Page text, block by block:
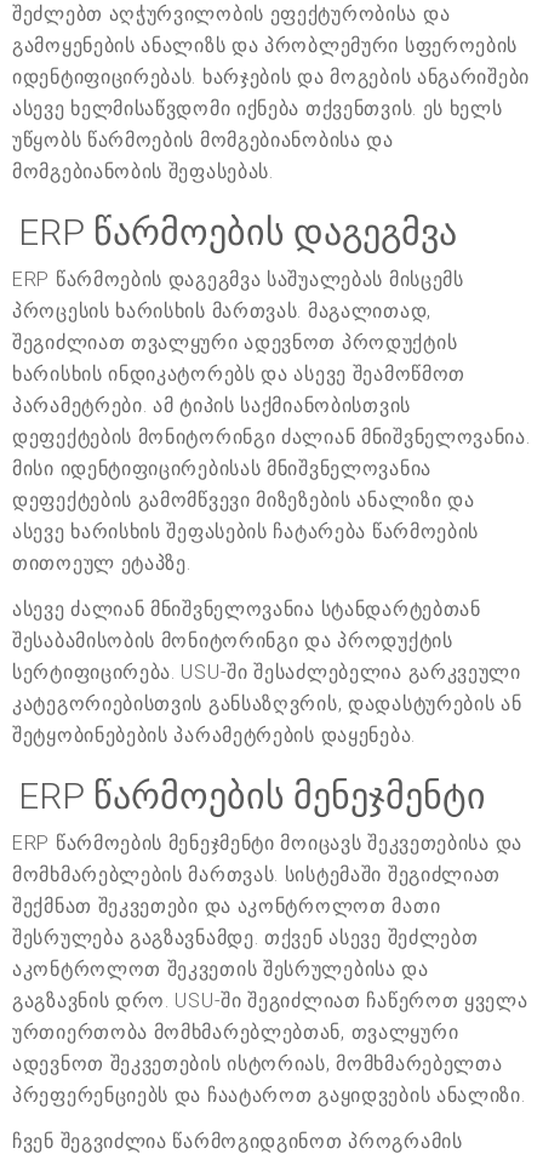
შეძლებთ აღჭურვილობის ეფექტურობისა და
გამოყენების ანალიზს და პრობლემური სფეროების
იდენტიფიცირებას. ხარჯების და მოგების ანგარიშები
ასევე ხელმისაწვდომი იქნება თქვენთვის. ეს ხელს
უწყობს წარმოების მომგებიანობისა და
მომგებიანობის შეფასებას.
ERP წარმოების დაგეგმვა
ERP წარმოების დაგეგმვა საშუალებას მისცემს
პროცესის ხარისხის მართვას. მაგალითად,
შეგიძლიათ თვალყური ადევნოთ პროდუქტის
ხარისხის ინდიკატორებს და ასევე შეამოწმოთ
პარამეტრები. ამ ტიპის საქმიანობისთვის
დეფექტების მონიტორინგი ძალიან მნიშვნელოვანია.
მისი იდენტიფიცირებისას მნიშვნელოვანია
დეფექტების გამომწვევი მიზეზების ანალიზი და
ასევე ხარისხის შეფასების ჩატარება წარმოების
თითოეულ ეტაპზე.
ასევე ძალიან მნიშვნელოვანია სტანდარტებთან
შესაბამისობის მონიტორინგი და პროდუქტის
სერტიფიცირება. USU-ში შესაძლებელია გარკვეული
კატეგორიებისთვის განსაზღვრის, დადასტურების ან
შეტყობინებების პარამეტრების დაყენება.
ERP წარმოების მენეჯმენტი
ERP წარმოების მენეჯმენტი მოიცავს შეკვეთებისა და
მომხმარებლების მართვას. სისტემაში შეგიძლიათ
შექმნათ შეკვეთები და აკონტროლოთ მათი
შესრულება გაგზავნამდე. თქვენ ასევე შეძლებთ
აკონტროლოთ შეკვეთის შესრულებისა და
გაგზავნის დრო. USU-ში შეგიძლიათ ჩაწეროთ ყველა
ურთიერთობა მომხმარებლებთან, თვალყური
ადევნოთ შეკვეთების ისტორიას, მომხმარებელთა
პრეფერენციებს და ჩაატაროთ გაყიდვების ანალიზი.
ჩვენ შეგვიძლია წარმოგიდგინოთ პროგრამის